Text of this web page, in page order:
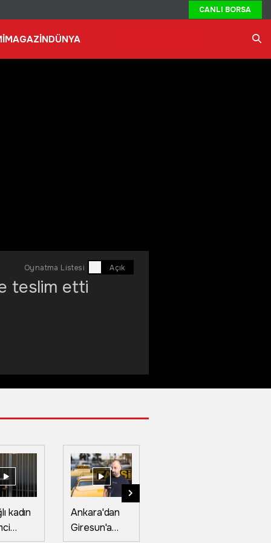
CANLI BORSA
MAGAZİNDÜNYA
Oynatma Listesi
teslim etti
kadın
Ankara'dan
Giresun'a